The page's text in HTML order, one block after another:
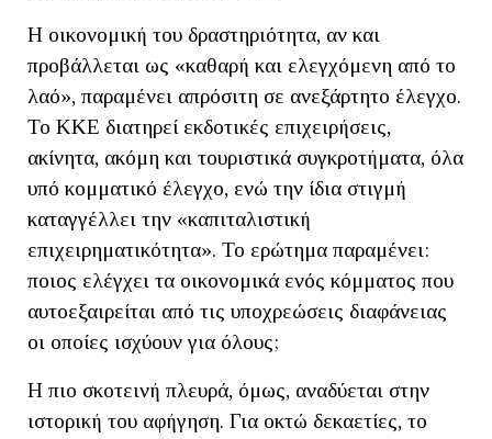
Η οικονομική του δραστηριότητα, αν και
προβάλλεται ως «καθαρή και ελεγχόμενη από το
λαό», παραμένει απρόσιτη σε ανεξάρτητο έλεγχο.
Το ΚΚΕ διατηρεί εκδοτικές επιχειρήσεις,
ακίνητα, ακόμη και τουριστικά συγκροτήματα, όλα
υπό κομματικό έλεγχο, ενώ την ίδια στιγμή
καταγγέλλει την «καπιταλιστική
επιχειρηματικότητα». Το ερώτημα παραμένει:
ποιος ελέγχει τα οικονομικά ενός κόμματος που
αυτοεξαιρείται από τις υποχρεώσεις διαφάνειας
οι οποίες ισχύουν για όλους;
Η πιο σκοτεινή πλευρά, όμως, αναδύεται στην
ιστορική του αφήγηση. Για οκτώ δεκαετίες, το